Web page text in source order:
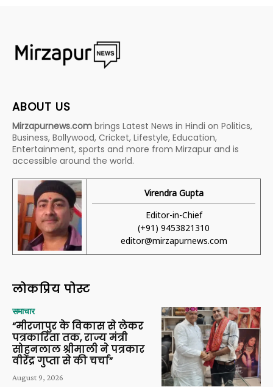
ABOUT US
Mirzapurnews.com brings Latest News in Hindi on Politics,
Business, Bollywood, Cricket, Lifestyle, Education,
Entertainment, sports and more from Mirzapur and is
accessible around the world.
Virendra Gupta
Editor-in-Chief
(+91) 9453821310
editor@mirzapurnews.com
लोकप्रिय पोस्ट
समाचार
“मीरजापुर के विकास से लेकर
पत्रकारिता तक, राज्य मंत्री
सोहनलाल श्रीमाली ने पत्रकार
वीरेंद्र गुप्ता से की चर्चा”
August 9, 2026